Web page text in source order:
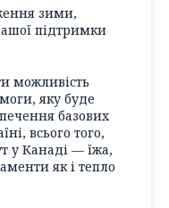
зими,
підтримки
можливість
яку буде
базових
всього того,
у Канаді — їжа,
як і тепло